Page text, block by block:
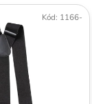
Kód: 1166-